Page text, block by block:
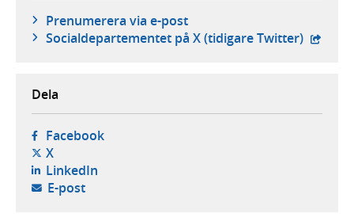
Prenumerera via e-post
Social­departementet på X (tidigare Twitter) -
Dela
Facebook- öppnas i ny flik, extern webbplats,
X- öppnas i ny flik, extern webbplats,
LinkedIn- öppnas i ny flik, extern webbplats,
E-post- öppnar din e-postklient,